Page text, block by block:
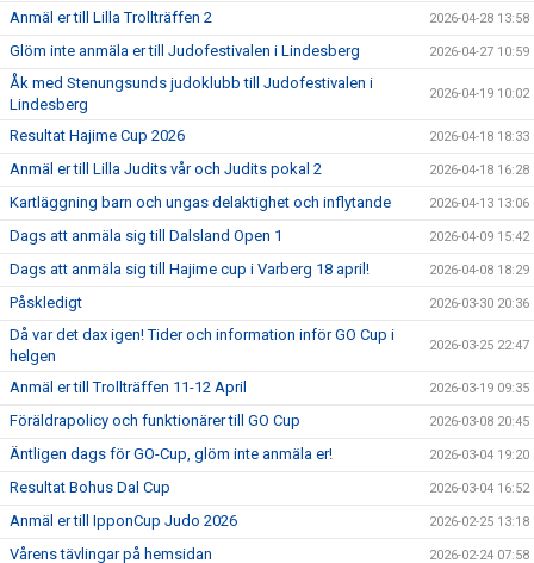
Anmäl er till Lilla Trollträffen 2 2026-04-28 13:58
Glöm inte anmäla er till Judofestivalen i Lindesberg 2026-04-27 10:59
Åk med Stenungsunds judoklubb till Judofestivalen i
Lindesberg
2026-04-19 10:02
Resultat Hajime Cup 2026 2026-04-18 18:33
Anmäl er till Lilla Judits vår och Judits pokal 2 2026-04-18 16:28
Kartläggning barn och ungas delaktighet och inflytande 2026-04-13 13:06
Dags att anmäla sig till Dalsland Open 1 2026-04-09 15:42
Dags att anmäla sig till Hajime cup i Varberg 18 april! 2026-04-08 18:29
Påskledigt 2026-03-30 20:36
Då var det dax igen! Tider och information inför GO Cup i
helgen
2026-03-25 22:47
Anmäl er till Trollträffen 11-12 April 2026-03-19 09:35
Föräldrapolicy och funktionärer till GO Cup 2026-03-08 20:45
Äntligen dags för GO-Cup, glöm inte anmäla er! 2026-03-04 19:20
Resultat Bohus Dal Cup 2026-03-04 16:52
Anmäl er till IpponCup Judo 2026 2026-02-25 13:18
Vårens tävlingar på hemsidan 2026-02-24 07:58